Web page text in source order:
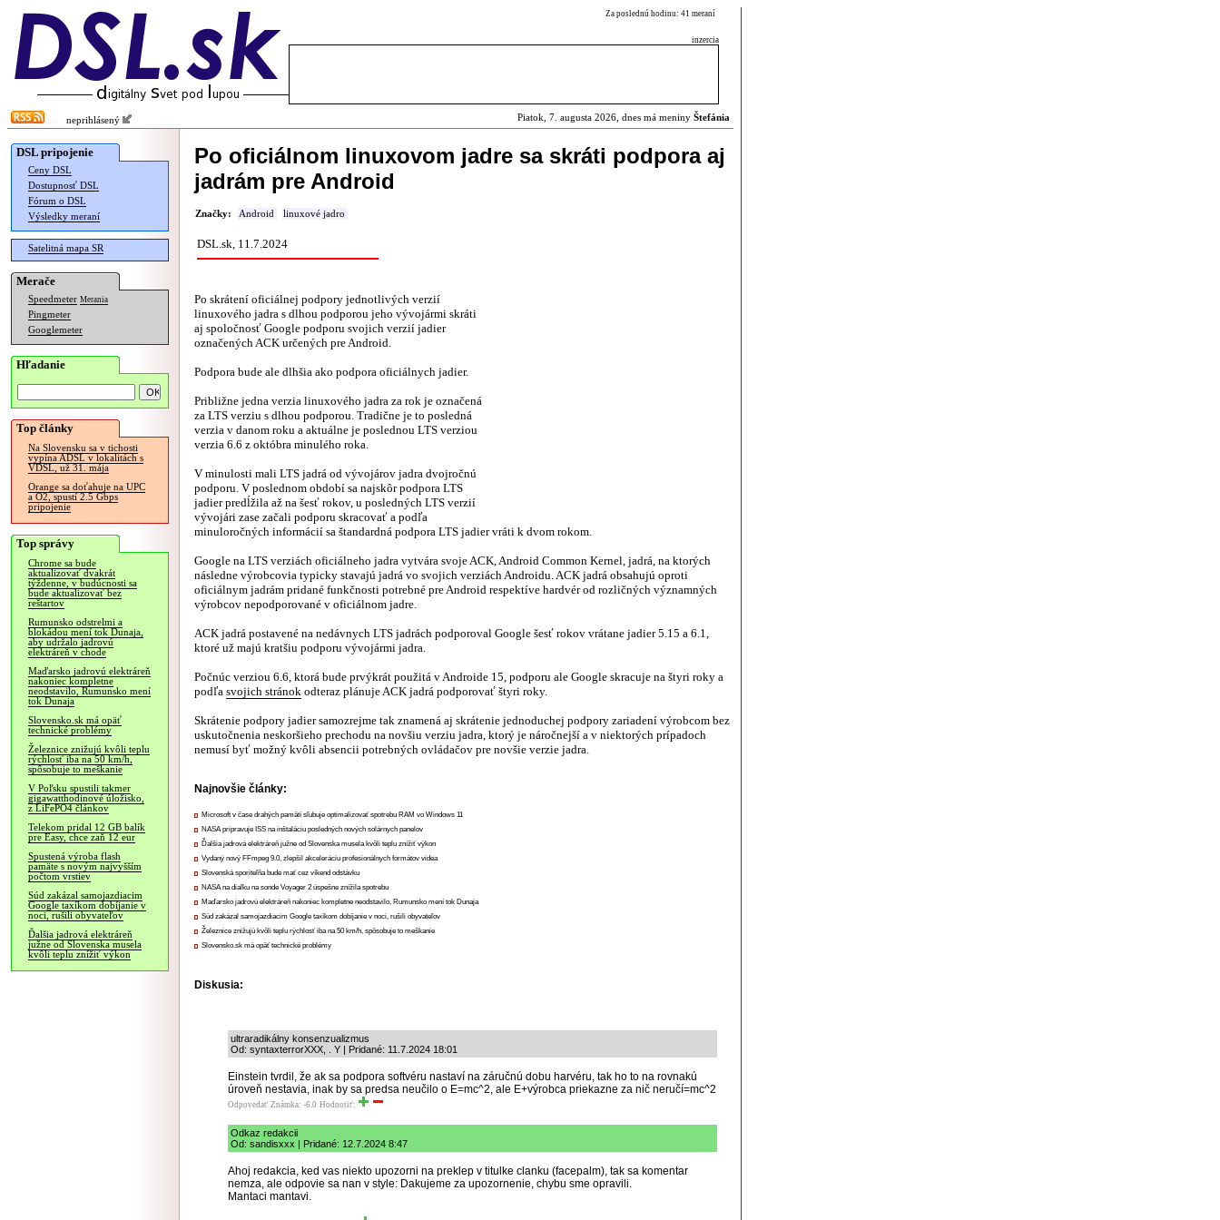
Za poslednú hodinu: 41 meraní
inzercia
neprihlásený Piatok, 7. augusta 2026, dnes má meniny Štefánia
DSL pripojenie
Ceny DSL
Dostupnosť DSL
Fórum o DSL
Výsledky meraní
Satelitná mapa SR
Merače
Speedmeter Merania
Pingmeter
Googlemeter
Hľadanie
Top články
Na Slovensku sa v tichosti
vypína ADSL v lokalitách s
VDSL, už 31. mája
Orange sa doťahuje na UPC
a O2, spustí 2.5 Gbps
pripojenie
Top správy
Chrome sa bude
aktualizovať dvakrát
týždenne, v budúcnosti sa
bude aktualizovať bez
reštartov
Rumunsko odstrelmi a
blokádou mení tok Dunaja,
aby udržalo jadrovú
elektráreň v chode
Maďarsko jadrovú elektráreň
nakoniec kompletne
neodstavilo, Rumunsko mení
tok Dunaja
Slovensko.sk má opäť
technické problémy
Železnice znižujú kvôli teplu
rýchlosť iba na 50 km/h,
spôsobuje to meškanie
V Poľsku spustili takmer
gigawatthodinové úložisko,
z LiFePO4 článkov
Telekom pridal 12 GB balík
pre Easy, chce zaň 12 eur
Spustená výroba flash
pamäte s novým najvyšším
počtom vrstiev
Súd zakázal samojazdiacim
Google taxíkom dobíjanie v
noci, rušili obyvateľov
Ďalšia jadrová elektráreň
južne od Slovenska musela
kvôli teplu znížiť výkon
Po oficiálnom linuxovom jadre sa skráti podpora aj
jadrám pre Android
Značky: Android linuxové jadro
DSL.sk, 11.7.2024
Po skrátení oficiálnej podpory jednotlivých verzií
linuxového jadra s dlhou podporou jeho vývojármi skráti
aj spoločnosť Google podporu svojich verzií jadier
označených ACK určených pre Android.
Podpora bude ale dlhšia ako podpora oficiálnych jadier.
Približne jedna verzia linuxového jadra za rok je označená
za LTS verziu s dlhou podporou. Tradične je to posledná
verzia v danom roku a aktuálne je poslednou LTS verziou
verzia 6.6 z októbra minulého roka.
V minulosti mali LTS jadrá od vývojárov jadra dvojročnú
podporu. V poslednom období sa najskôr podpora LTS
jadier predĺžila až na šesť rokov, u posledných LTS verzií
vývojári zase začali podporu skracovať a podľa
minuloročných informácií sa štandardná podpora LTS jadier vráti k dvom rokom.
Google na LTS verziách oficiálneho jadra vytvára svoje ACK, Android Common Kernel, jadrá, na ktorých
následne výrobcovia typicky stavajú jadrá vo svojich verziách Androidu. ACK jadrá obsahujú oproti
oficiálnym jadrám pridané funkčnosti potrebné pre Android respektíve hardvér od rozličných významných
výrobcov nepodporované v oficiálnom jadre.
ACK jadrá postavené na nedávnych LTS jadrách podporoval Google šesť rokov vrátane jadier 5.15 a 6.1,
ktoré už majú kratšiu podporu vývojármi jadra.
Počnúc verziou 6.6, ktorá bude prvýkrát použitá v Androide 15, podporu ale Google skracuje na štyri roky a
podľa svojich stránok odteraz plánuje ACK jadrá podporovať štyri roky.
Skrátenie podpory jadier samozrejme tak znamená aj skrátenie jednoduchej podpory zariadení výrobcom bez
uskutočnenia neskoršieho prechodu na novšiu verziu jadra, ktorý je náročnejší a v niektorých prípadoch
nemusí byť možný kvôli absencii potrebných ovládačov pre novšie verzie jadra.
Najnovšie články:
Microsoft v čase drahých pamätí sľubuje optimalizovať spotrebu RAM vo Windows 11
NASA pripravuje ISS na inštaláciu posledných nových solárnych panelov
Ďalšia jadrová elektráreň južne od Slovenska musela kvôli teplu znížiť výkon
Vydaný nový FFmpeg 9.0, zlepšil akceleráciu profesionálnych formátov videa
Slovenská sporiteľňa bude mať cez víkend odstávku
NASA na diaľku na sonde Voyager 2 úspešne znížila spotrebu
Maďarsko jadrovú elektráreň nakoniec kompletne neodstavilo, Rumunsko mení tok Dunaja
Súd zakázal samojazdiacim Google taxíkom dobíjanie v noci, rušili obyvateľov
Železnice znižujú kvôli teplu rýchlosť iba na 50 km/h, spôsobuje to meškanie
Slovensko.sk má opäť technické problémy
Diskusia:
ultraradikálny konsenzualizmus
Od: syntaxterrorXXX, . Y | Pridané: 11.7.2024 18:01
Einstein tvrdil, že ak sa podpora softvéru nastaví na záručnú dobu harvéru, tak ho to na rovnakú
úroveň nestavia, inak by sa predsa neučilo o E=mc^2, ale E+výrobca priekazne za nič neručí=mc^2
Odpovedať Známka: -6.0 Hodnotiť:
Odkaz redakcii
Od: sandisxxx | Pridané: 12.7.2024 8:47
Ahoj redakcia, ked vas niekto upozorni na preklep v titulke clanku (facepalm), tak sa komentar
nemza, ale odpovie sa nan v style: Dakujeme za upozornenie, chybu sme opravili.
Mantaci mantavi.